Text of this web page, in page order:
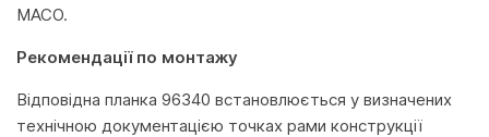
MACO.
Рекомендації по монтажу
Відповідна планка 96340 встановлюється у визначених
технічною документацією точках рами конструкції